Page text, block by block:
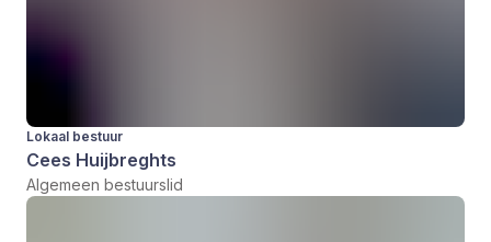
Lokaal bestuur
Cees Huijbreghts
Algemeen bestuurslid